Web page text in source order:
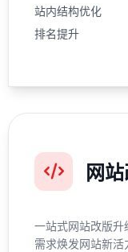
站内结构优化
排名提升
网
一站式网站改版
需求焕发网站新活